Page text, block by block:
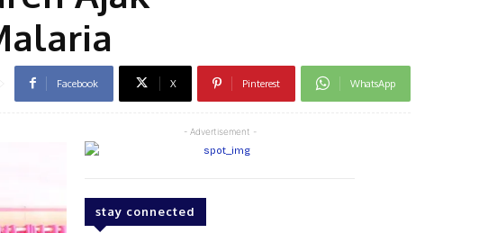
Facebook X Pinterest WhatsApp
- Advertisement -
stay connected